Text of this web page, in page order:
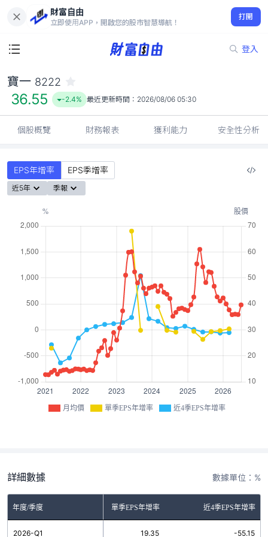
財富自由
立即使用APP，開啟您的股市智慧導航！
打開
登入
36.55
-2.4%
寶一 8222
36.55 -2.4% 最近更新時間： 2026/08/06 05:30
個股概覽 財務報表 獲利能力 安全性分析
EPS年增率 EPS季增率
近5年 季報
月均價 單季EPS年增率 近4季EPS年增率
詳細數據 數據單位：%
年度/季度 單季EPS年增率 近4季EPS年增率
2026-Q1 19.35 -55.15